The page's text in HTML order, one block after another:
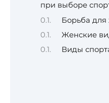
при выборе
Борьба
Женские
Виды